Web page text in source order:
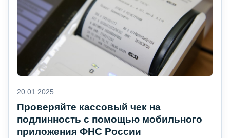
20.01.2025
Проверяйте кассовый чек на
подлинность с помощью мобильного
приложения ФНС России